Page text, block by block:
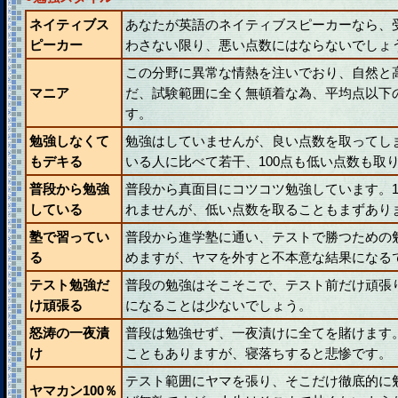
ネイティブス
ピーカー
あなたが英語のネイティブスピーカーなら
わさない限り、悪い点数にはならないでしょ
マニア
この分野に異常な情熱を注いでおり、自然
だ、試験範囲に全く無頓着な為、平均点以
す。
勉強しなくて
もデキる
勉強はしていませんが、良い点数を取って
いる人に比べて若干、100点も低い点数も取
普段から勉強
している
普段から真面目にコツコツ勉強しています。
れませんが、低い点数を取ることもまずあり
塾で習ってい
る
普段から進学塾に通い、テストで勝つため
めますが、ヤマを外すと不本意な結果になる
テスト勉強だ
け頑張る
普段の勉強はそこそこで、テスト前だけ頑
になることは少ないでしょう。
怒涛の一夜漬
け
普段は勉強せず、一夜漬けに全てを賭けま
こともありますが、寝落ちすると悲惨です。
ヤマカン100％
テスト範囲にヤマを張り、そこだけ徹底的